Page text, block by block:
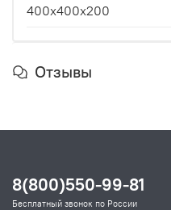
400х400х200
Отзывы
8(800)550-99-81
Бесплатный звонок по России